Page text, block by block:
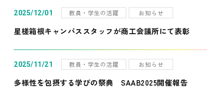
2025/12/01 教員・学生の活躍 お知らせ
星槎箱根キャンパススタッフが商工会議所にて表彰
2025/11/21 教員・学生の活躍 お知らせ
多様性を包摂する学びの祭典 SAAB2025開催報告